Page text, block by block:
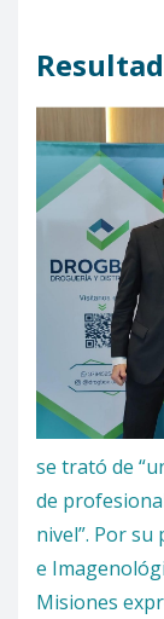
se trató de
de
nivel”. Por
e
Misiones